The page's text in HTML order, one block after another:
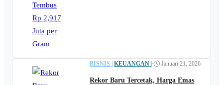
BISNIS KEUANGAN • Januari 21, 2026
Rekor Baru Tercetak, Harga Emas